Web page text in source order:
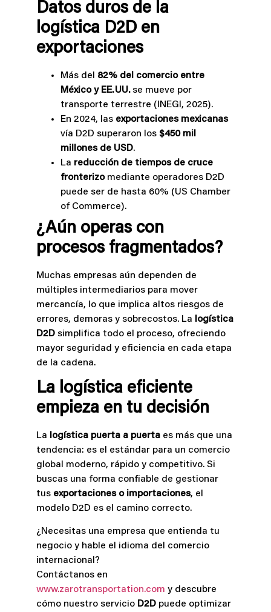
Datos duros de la
logística D2D en
exportaciones
Más del 82% del comercio entre
México y EE. UU.se mueve por
transporte terrestre (INEGI, 2025).
En 2024, las exportaciones mexicanas
vía D2D superaron los $450 mil
millones de USD.
La reducción de tiempos de cruce
fronterizomediante operadores D2D
puede ser de hasta 60% (US Chamber
of Commerce).
¿Aún operas con
procesos fragmentados?
Muchas empresas aún dependen de
múltiples intermediarios para mover
mercancía, lo que implica altos riesgos de
errores, demoras y sobrecostos. La
logística
D2D simplifica todo el proceso, ofreciendo
mayor seguridad y eficiencia en cada etapa
de la cadena.
La logística eficiente
empieza en tu decisión
La logística puerta a puerta es más que una
tendencia: es el estándar para un comercio
global moderno, rápido y competitivo. Si
buscas una forma confiable de gestionar
tus exportaciones o importaciones, el
modelo D2D es el camino correcto.
¿Necesitas una empresa que entienda tu
negocio y hable el idioma del comercio
internacional?
Contáctanos en
www.zarotransportation.com y descubre
cómo nuestro servicio D2D puede optimizar